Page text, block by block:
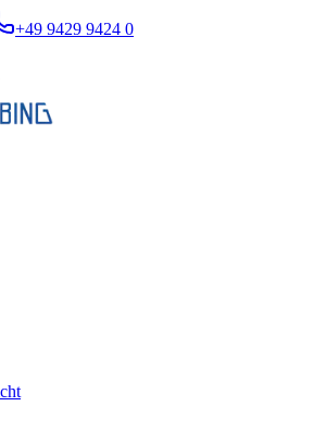
+49 9429 9424 0